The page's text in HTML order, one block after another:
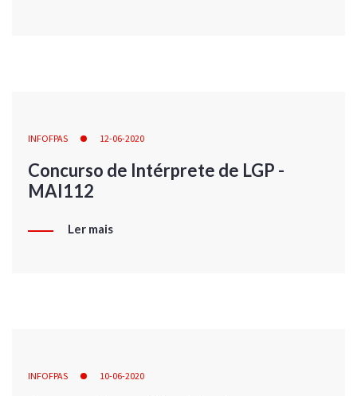
INFOFPAS 12-06-2020
Concurso de Intérprete de LGP -
MAI112
Ler mais
INFOFPAS 10-06-2020